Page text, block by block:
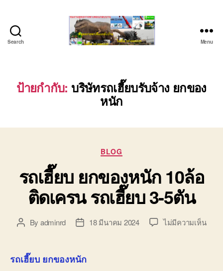
Search
ยก
ของ
หนัก
0818900005,
0800628488
Menu
ป้ายกำกับ: บริษัทรถเฮี๊ยบรับจ้าง ยกของ
หนัก
Categories
BLOG
รถเฮี๊ยบ ยกของหนัก 10ล้อ
ติดเครน รถเฮี๊ยบ 3-5ตัน
PostBy adminrd
Post18 มีนาคม 2024 ไม่มีความเห็นบน
รถเฮี๊ยบ ยกของหนัก